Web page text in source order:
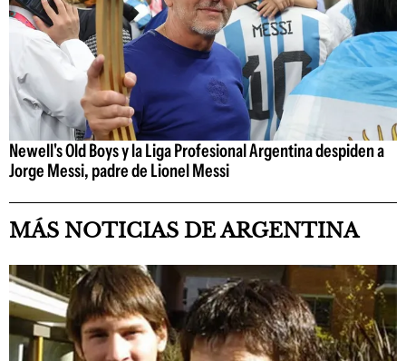
Newell's Old Boys y la Liga Profesional Argentina despiden a
Jorge Messi, padre de Lionel Messi
MÁS NOTICIAS DE ARGENTINA